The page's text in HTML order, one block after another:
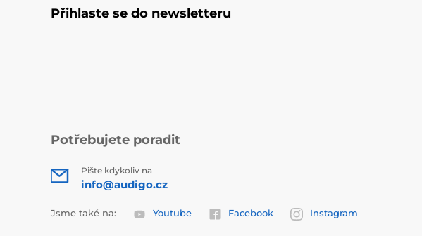
Přihlaste se do newsletteru
Potřebujete poradit
Pište kdykoliv na
info@audigo.cz
Jsme také na: Youtube Facebook Instagram